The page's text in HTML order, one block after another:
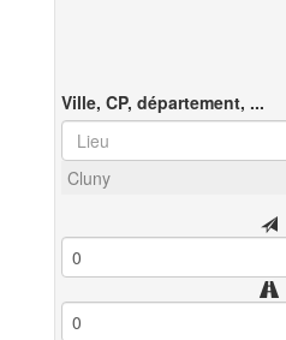
Ville, CP, département, ...
Cluny